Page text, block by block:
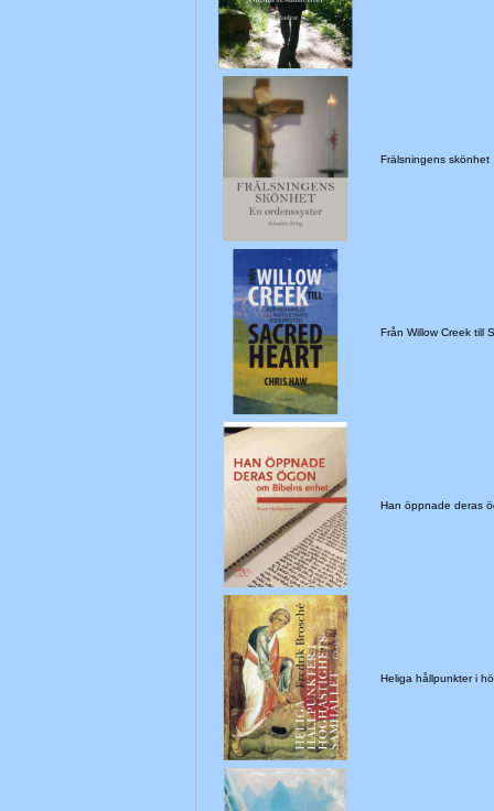
Frälsningens skönhet
Från Willow Creek till
Han öppnade deras
Heliga hållpunkter i